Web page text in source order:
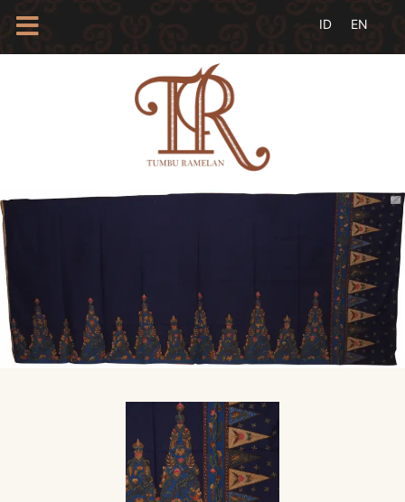
PROFIL
KATALOG
BATIK
TANYA